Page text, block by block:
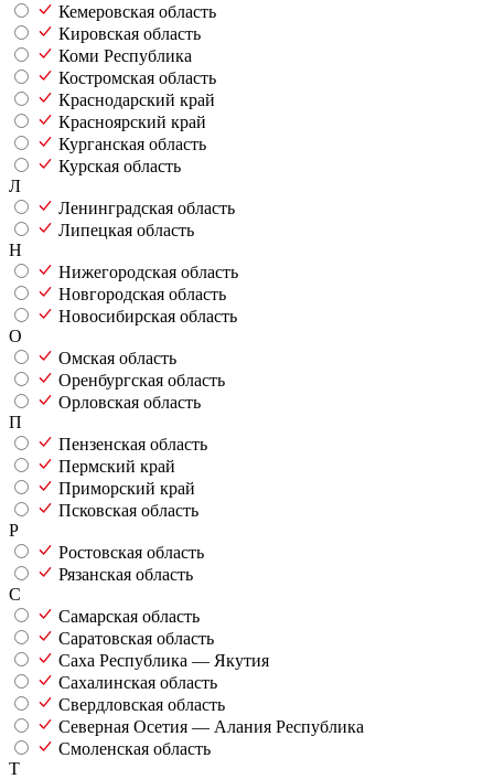
Кемеровская область
Кировская область
Коми Республика
Костромская область
Краснодарский край
Красноярский край
Курганская область
Курская область
Л
Ленинградская область
Липецкая область
Н
Нижегородская область
Новгородская область
Новосибирская область
О
Омская область
Оренбургская область
Орловская область
П
Пензенская область
Пермский край
Приморский край
Псковская область
Р
Ростовская область
Рязанская область
С
Самарская область
Саратовская область
Саха Республика — Якутия
Сахалинская область
Свердловская область
Северная Осетия — Алания Республика
Смоленская область
Т